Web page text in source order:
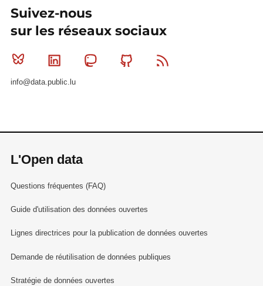
Suivez-nous
sur les réseaux sociaux
Bluesky Linkedin MastodonGithub
info@data.public.lu
L'Open data
Questions fréquentes (FAQ)
Guide d'utilisation des données ouvertes
Lignes directrices pour la publication de données ouvertes
Demande de réutilisation de données publiques
Stratégie de données ouvertes